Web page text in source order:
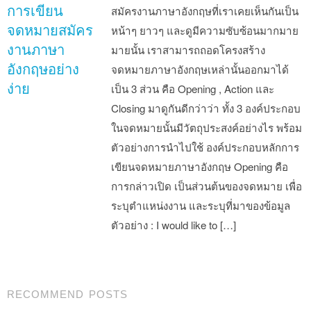
การเขียน
จดหมายสมัคร
งานภาษา
อังกฤษอย่าง
ง่าย
สมัครงานภาษาอังกฤษที่เราเคยเห็นกันเป็น
หน้าๆ ยาวๆ และดูมีความซับซ้อนมากมาย
มายนั้น เราสามารถถอดโครงสร้าง
จดหมายภาษาอังกฤษเหล่านั้นออกมาได้
เป็น 3 ส่วน คือ Opening , Action และ
Closing มาดูกันดีกว่าว่า ทั้ง 3 องค์ประกอบ
ในจดหมายนั้นมีวัตถุประสงค์อย่างไร พร้อม
ตัวอย่างการนำไปใช้ องค์ประกอบหลักการ
เขียนจดหมายภาษาอังกฤษ Opening คือ
การกล่าวเปิด เป็นส่วนต้นของจดหมาย เพื่อ
ระบุตำแหน่งงาน และระบุที่มาของข้อมูล
ตัวอย่าง : I would like to […]
Post navigation
RECOMMEND POSTS